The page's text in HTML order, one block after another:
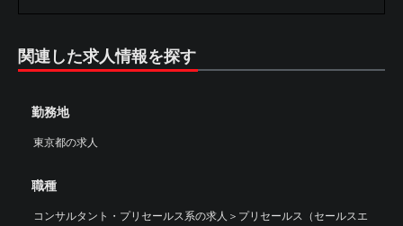
関連した求人情報を探す
勤務地
東京都の求人
職種
コンサルタント・プリセールス系の求人 ＞ プリセールス（セールスエ